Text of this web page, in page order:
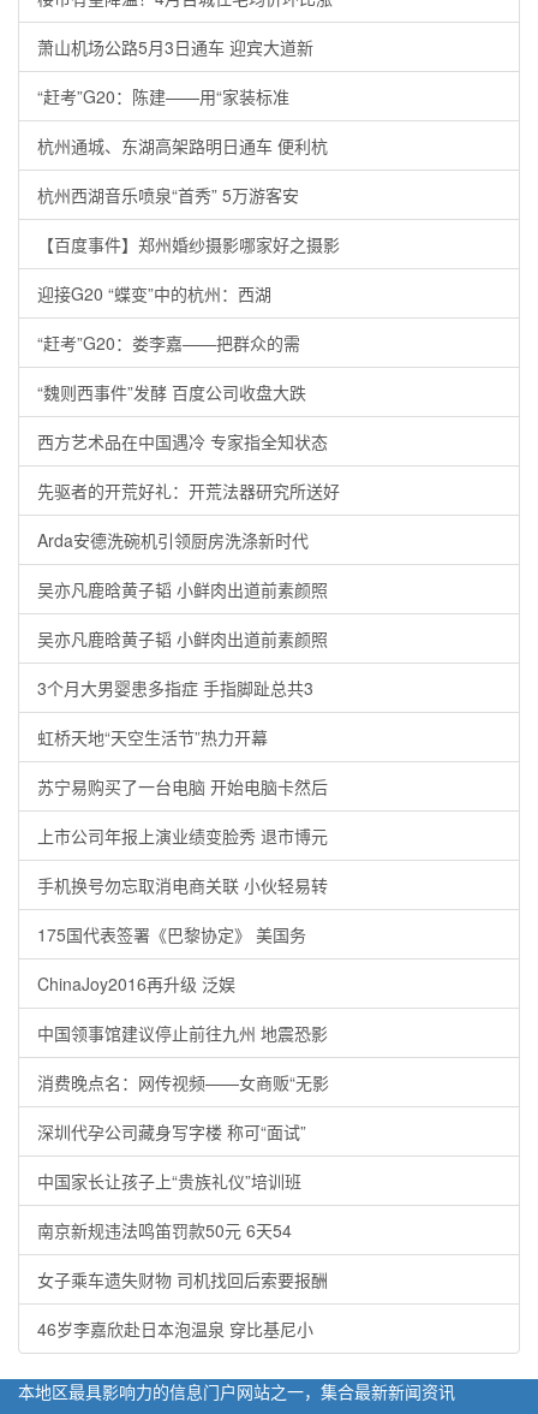
萧山机场公路5月3日通车 迎宾大道新
“赶考”G20：陈建——用“家装标准
杭州通城、东湖高架路明日通车 便利杭
杭州西湖音乐喷泉“首秀” 5万游客安
【百度事件】郑州婚纱摄影哪家好之摄影
迎接G20 “蝶变”中的杭州：西湖
“赶考”G20：娄李嘉——把群众的需
“魏则西事件”发酵 百度公司收盘大跌
西方艺术品在中国遇冷 专家指全知状态
先驱者的开荒好礼：开荒法器研究所送好
Arda安德洗碗机引领厨房洗涤新时代
吴亦凡鹿晗黄子韬 小鲜肉出道前素颜照
吴亦凡鹿晗黄子韬 小鲜肉出道前素颜照
3个月大男婴患多指症 手指脚趾总共3
虹桥天地“天空生活节”热力开幕
苏宁易购买了一台电脑 开始电脑卡然后
上市公司年报上演业绩变脸秀 退市博元
手机换号勿忘取消电商关联 小伙轻易转
175国代表签署《巴黎协定》 美国务
ChinaJoy2016再升级 泛娱
中国领事馆建议停止前往九州 地震恐影
消费晚点名：网传视频——女商贩“无影
深圳代孕公司藏身写字楼 称可“面试”
中国家长让孩子上“贵族礼仪”培训班
南京新规违法鸣笛罚款50元 6天54
女子乘车遗失财物 司机找回后索要报酬
46岁李嘉欣赴日本泡温泉 穿比基尼小
本地区最具影响力的信息门户网站之一，集合最新新闻资讯